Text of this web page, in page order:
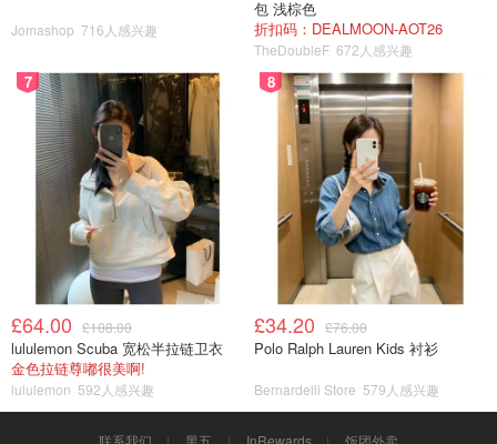
Jomashop 716人感兴趣
包 浅棕色
折扣码：DEALMOON-AOT26
TheDoubleF 672人感兴趣
7
£64.00 £108.00
lululemon Scuba 宽松半拉链卫衣
金色拉链尊嘟很美啊!
lululemon 592人感兴趣
8
£34.20 £76.00
Polo Ralph Lauren Kids 衬衫
Bernardelli Store 579人感兴趣
联系我们 黑五 InRewards 饭团外卖